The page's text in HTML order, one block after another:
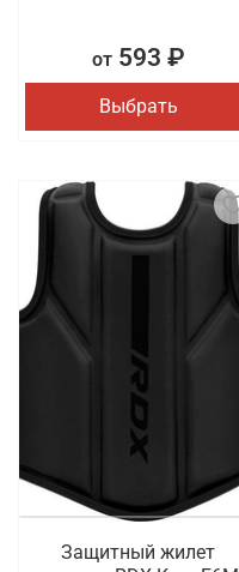
от593 ₽
Выбрать
Защитный жилет